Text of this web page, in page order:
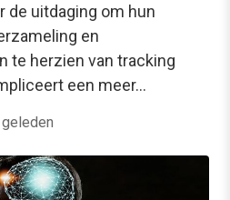
de uitdaging om hun
en
te herzien van tracking
een meer…